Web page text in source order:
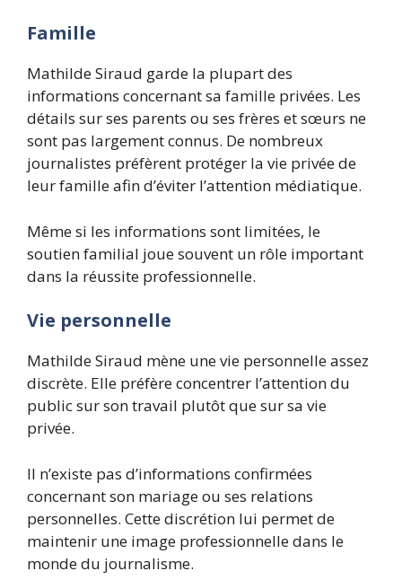
Famille
Mathilde Siraud garde la plupart des
informations concernant sa famille privées. Les
détails sur ses parents ou ses frères et sœurs ne
sont pas largement connus. De nombreux
journalistes préfèrent protéger la vie privée de
leur famille afin d’éviter l’attention médiatique.
Même si les informations sont limitées, le
soutien familial joue souvent un rôle important
dans la réussite professionnelle.
Vie personnelle
Mathilde Siraud mène une vie personnelle assez
discrète. Elle préfère concentrer l’attention du
public sur son travail plutôt que sur sa vie
privée.
Il n’existe pas d’informations confirmées
concernant son mariage ou ses relations
personnelles. Cette discrétion lui permet de
maintenir une image professionnelle dans le
monde du journalisme.